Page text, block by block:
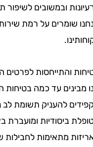
ובמשובים לשיפור
על רמת שירות
והתייחסות לפרטים
עד כמה בטיחות
להעניק תשומת לב
ביסודיות ומועברת
מתאימות לחבילות